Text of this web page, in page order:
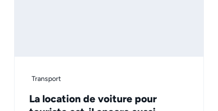
Transport
La location de voiture pour